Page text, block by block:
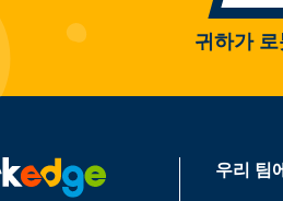
귀하가
우리 팀